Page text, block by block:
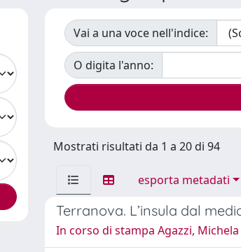
Vai a una voce nell'indice:
O digita l'anno:
Mostrati risultati da 1 a 20 di 94
esporta metadati
Terranova. L’insula dal
In corso di stampa Agazzi, Michela